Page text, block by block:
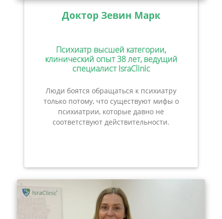
Доктор Зевин Марк
Психиатр высшей категории,
клинический опыт 38 лет, ведущий
специалист IsraClinic
Люди боятся обращаться к психиатру
только потому, что существуют мифы о
психиатрии, которые давно не
соответствуют действительности.